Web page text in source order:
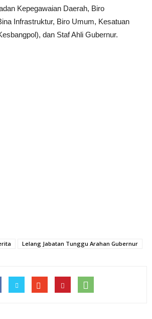
Kepegawaian Daerah, Biro
Infrastruktur, Biro Umum, Kesatuan
dan Staf Ahli Gubernur.
Lelang Jabatan Tunggu Arahan Gubernur